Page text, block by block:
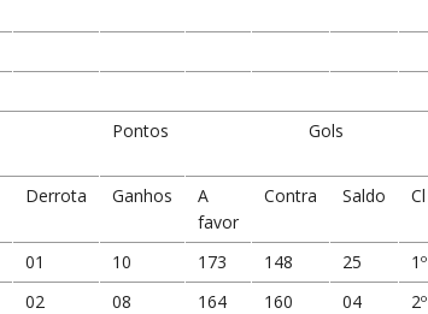
Pontos Gols
Derrota Ganhos
A
favor
Contra Saldo Cl
01 10 173 148 25
1º
02 08 164 160 04
2º